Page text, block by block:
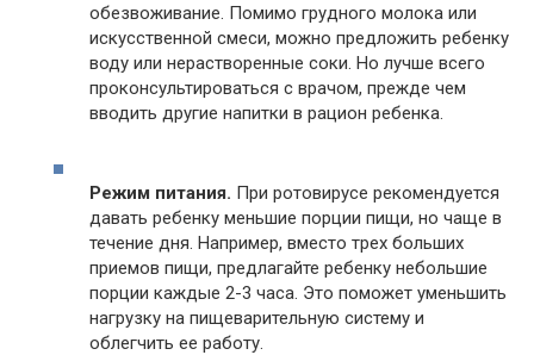
обезвоживание. Помимо грудного молока или
искусственной смеси, можно предложить ребенку
воду или нерастворенные соки. Но лучше всего
проконсультироваться с врачом, прежде чем
вводить другие напитки в рацион ребенка.
Режим питания. При ротовирусе рекомендуется
давать ребенку меньшие порции пищи, но чаще в
течение дня. Например, вместо трех больших
приемов пищи, предлагайте ребенку небольшие
порции каждые 2-3 часа. Это поможет уменьшить
нагрузку на пищеварительную систему и
облегчить ее работу.